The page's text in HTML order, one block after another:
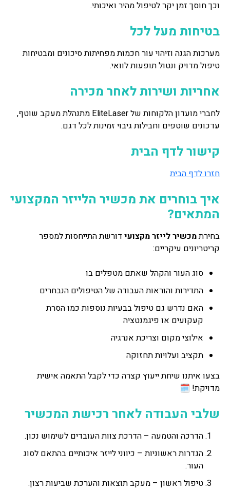
וכך חוסך זמן יקר לטיפול מהיר ואיכותי.
בטיחות מעל לכל
מערכות הגנה וזיהוי עור חכמות מפחיתות סיכונים ומבטיחות
טיפול מדויק ונטול תופעות לוואי.
אחריות ושירות לאחר מכירה
לחברי מועדון הלקוחות של EliteLaser מתנהלת מעקב שוטף,
עדכונים שוטפים וחבילות גיבוי זמינות לכל דגם.
קישור לדף הבית
חזרו לדף הבית
איך בוחרים את מכשיר הלייזר המקצועי
המתאים?
בחירתמכשיר לייזר מקצועי דורשת התייחסות למספר
קריטריונים עיקריים:
סוג העור והקהל שאתם מטפלים בו
התדירות והוראות העבודה של הטיפולים הנבחרים
האם נדרש גם טיפול בבעיות נוספות כמו הסרת
קעקועים או פיגמנטציה
אילוצי מקום וצריכת אנרגיה
תקציב ועלויות תחזוקה
בצעו איתנו שיחת ייעוץ קצרה כדי לקבל התאמה אישית
מדויקת! 🗓️
שלבי העבודה לאחר רכישת המכשיר
הדרכה והטמעה – הדרכת צוות העובדים לשימוש נכון.
הגדרות ראשוניות – כיווני לייזר איכותיים בהתאם לסוג
העור.
טיפול ראשון – מעקב תוצאות והערכת שביעות רצון.